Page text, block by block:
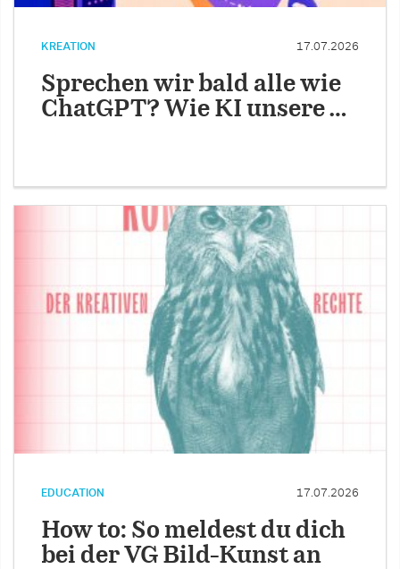
KREATION 17.07.2026
Sprechen wir bald alle wie
ChatGPT? Wie KI unsere …
EDUCATION 17.07.2026
How to: So meldest du dich
bei der VG Bild-Kunst an